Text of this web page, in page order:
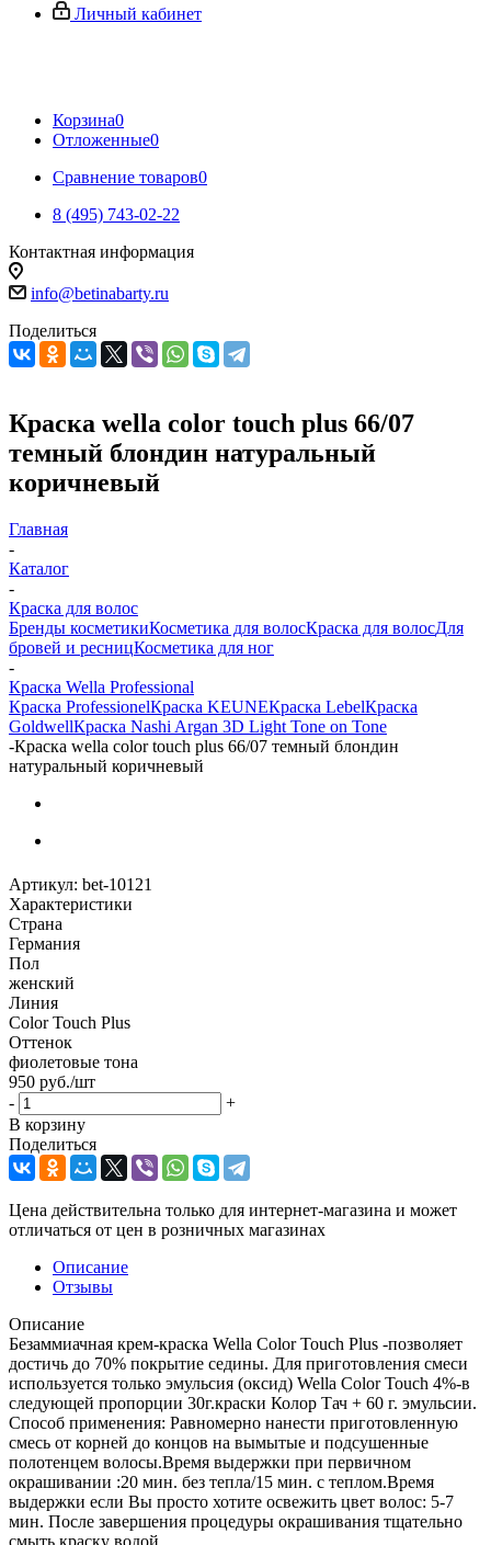
Личный кабинет
Корзина0
Отложенные0
Сравнение товаров0
8 (495) 743-02-22
Контактная информация
info@betinabarty.ru
Поделиться
Краска wella color touch plus 66/07
темный блондин натуральный
коричневый
Главная
-
Каталог
-
Краска для волос
Бренды косметикиКосметика для волосКраска для волосДля
бровей и ресницКосметика для ног
-
Краска Wella Professional
Краска ProfessionelКраска KEUNEКраска LebelКраска
GoldwellКраска Nashi Argan 3D Light Tone on Tone
-Краска wella color touch plus 66/07 темный блондин
натуральный коричневый
Артикул: bet-10121
Характеристики
Страна
Германия
Пол
женский
Линия
Color Touch Plus
Оттенок
фиолетовые тона
950 руб./шт
-
+
В корзину
Поделиться
Цена действительна только для интернет-магазина и может
отличаться от цен в розничных магазинах
Описание
Отзывы
Описание
Безаммиачная крем-краска Wella Color Touch Plus -позволяет
достичь до 70% покрытие седины. Для приготовления смеси
используется только эмульсия (оксид) Wella Color Touch 4%-в
следующей пропорции 30г.краски Колор Тач + 60 г. эмульсии.
Способ применения: Равномерно нанести приготовленную
смесь от корней до концов на вымытые и подсушенные
полотенцем волосы.Время выдержки при первичном
окрашивании :20 мин. без тепла/15 мин. с теплом.Время
выдержки если Вы просто хотите освежить цвет волос: 5-7
мин. После завершения процедуры окрашивания тщательно
смыть краску водой.